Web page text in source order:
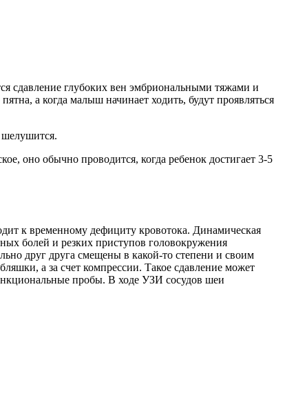
сдавление глубоких вен эмбриональными тяжами и
а когда малыш начинает ходить, будут проявляться
шелушится.
оно обычно проводится, когда ребенок достигает 3-5
к временному дефициту кровотока. Динамическая
болей и резких приступов головокружения
друг друга смещены в какой-то степени и своим
а за счет компрессии. Такое сдавление может
пробы. В ходе УЗИ сосудов шеи